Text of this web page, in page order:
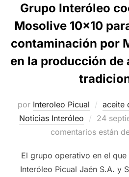
Grupo Interóleo
Mosolive 10×10
contaminación por
en la producción de
por Interoleo Picual aceite
Noticias Interóleo
el
24
comentarios están
El grupo operativo en el que
Interóleo Picual Jaén S.A. y